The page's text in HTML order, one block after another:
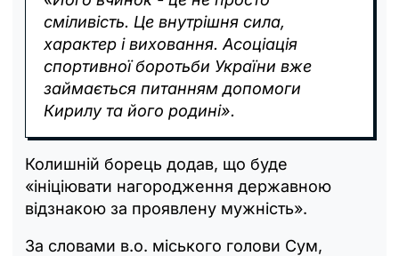
сміливість. Це внутрішня сила,
характер і виховання. Асоціація
спортивної боротьби України вже
займається питанням допомоги
Кирилу та його родині».
Колишній борець додав, що буде
«ініціювати нагородження державною
відзнакою за проявлену мужність».
За словами в.о. міського голови Сум,